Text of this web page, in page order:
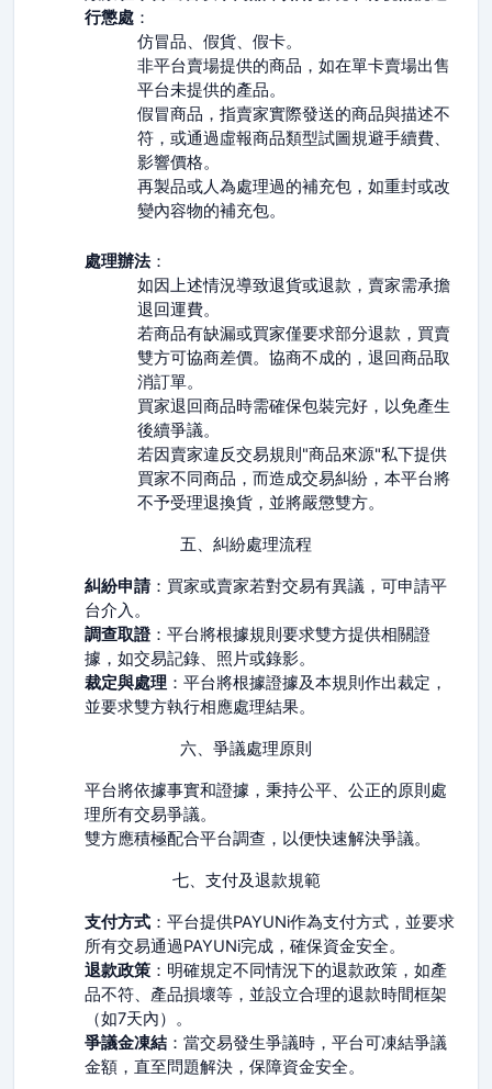
行懲處 ：
仿冒品、假貨、假卡。
非平台賣場提供的商品，如在單卡賣場出售
平台未提供的產品。
假冒商品，指賣家實際發送的商品與描述不
符，或通過虛報商品類型試圖規避手續費、
影響價格。
再製品或人為處理過的補充包，如重封或改
變內容物的補充包。
處理辦法 ：
如因上述情況導致退貨或退款，賣家需承擔
退回運費。
若商品有缺漏或買家僅要求部分退款，買賣
雙方可協商差價。協商不成的，退回商品取
消訂單。
買家退回商品時需確保包裝完好，以免產生
後續爭議。
若因賣家違反交易規則"商品來源"私下提供
買家不同商品，而造成交易糾紛，本平台將
不予受理退換貨，並將嚴懲雙方。
五、糾紛處理流程
糾紛申請 ：買家或賣家若對交易有異議，可申請平
台介入。
調查取證 ：平台將根據規則要求雙方提供相關證
據，如交易記錄、照片或錄影。
裁定與處理 ：平台將根據證據及本規則作出裁定，
並要求雙方執行相應處理結果。
六、爭議處理原則
平台將依據事實和證據，秉持公平、公正的原則處
理所有交易爭議。
雙方應積極配合平台調查，以便快速解決爭議。
七、支付及退款規範
支付方式 ：平台提供PAYUNi作為支付方式，並要求
所有交易通過PAYUNi完成，確保資金安全。
退款政策 ：明確規定不同情況下的退款政策，如產
品不符、產品損壞等，並設立合理的退款時間框架
（如7天內）。
爭議金凍結 ：當交易發生爭議時，平台可凍結爭議
金額，直至問題解決，保障資金安全。